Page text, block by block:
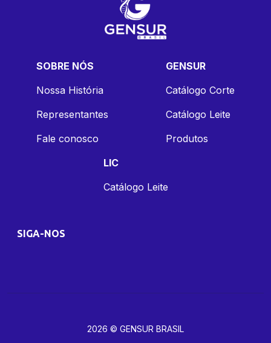
SOBRE NÓS
Nossa História
Representantes
Fale conosco
GENSUR
Catálogo Corte
Catálogo Leite
Produtos
LIC
Catálogo Leite
SIGA-NOS
2026 © GENSUR BRASIL